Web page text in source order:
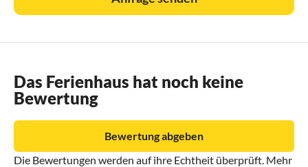
Das Ferienhaus hat noch keine
Bewertung
Die Bewertungen werden auf ihre Echtheit überprüft. Mehr
Bewertung abgeben